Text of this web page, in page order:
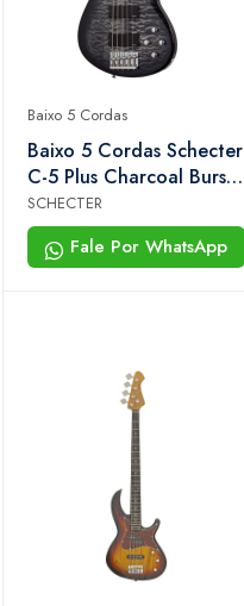
Baixo 5 Cordas
Baixo 5 Cordas Schecter
C-5 Plus Charcoal Burst
593
SCHECTER
Fale Por WhatsApp